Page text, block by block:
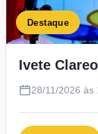
Destaque
Ivete
28/11/2026 às